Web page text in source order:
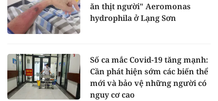
ăn thịt người" Aeromonas
hydrophila ở Lạng Sơn
Số ca mắc Covid-19 tăng mạnh:
Cần phát hiện sớm các biến thể
mới và bảo vệ những người có
nguy cơ cao